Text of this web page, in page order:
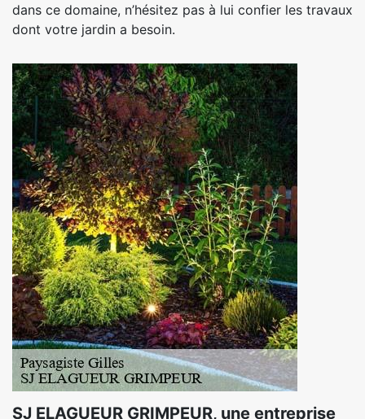
dans ce domaine, n’hésitez pas à lui confier les travaux
dont votre jardin a besoin.
SJ ELAGUEUR GRIMPEUR, une entreprise